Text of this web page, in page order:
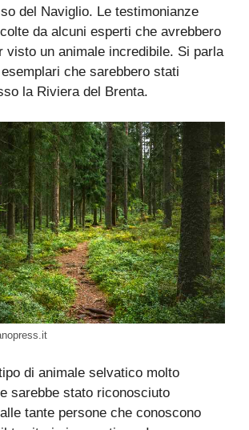
del Naviglio. Le testimonianze
da alcuni esperti che avrebbero
visto un animale incredibile. Si parla
che sarebbero stati
la Riviera del Brenta.
di animale selvatico molto
sarebbe stato riconosciuto
tante persone che conoscono